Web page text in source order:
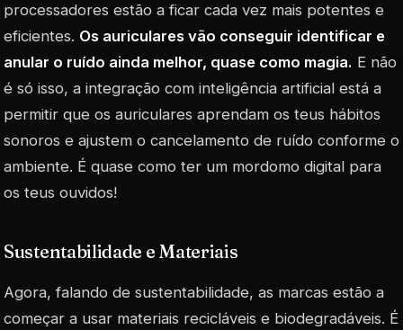
processadores estão a ficar cada vez mais potentes e
eficientes. Os auriculares vão conseguir identificar e
anular o ruído ainda melhor, quase como magia. E não
é só isso, a integração com inteligência artificial está a
permitir que os auriculares aprendam os teus hábitos
sonoros e ajustem o cancelamento de ruído conforme o
ambiente. É quase como ter um mordomo digital para
os teus ouvidos!
Sustentabilidade e Materiais
Agora, falando de sustentabilidade, as marcas estão a
começar a usar materiais recicláveis e biodegradáveis. É